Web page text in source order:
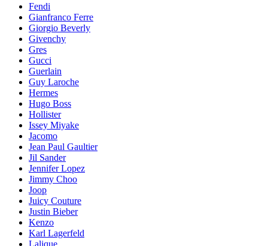
Fendi
Gianfranco Ferre
Giorgio Beverly
Givenchy
Gres
Gucci
Guerlain
Guy Laroche
Hermes
Hugo Boss
Hollister
Issey Miyake
Jacomo
Jean Paul Gaultier
Jil Sander
Jennifer Lopez
Jimmy Choo
Joop
Juicy Couture
Justin Bieber
Kenzo
Karl Lagerfeld
Lalique